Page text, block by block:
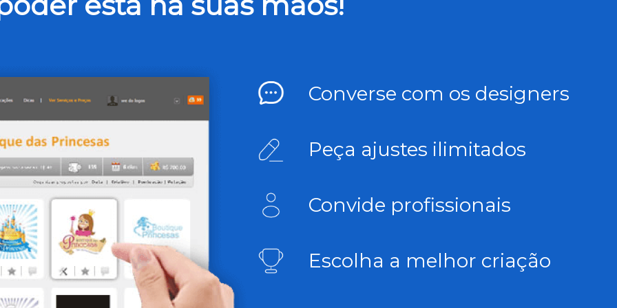
Converse com os designers
Peça ajustes ilimitados
Convide profissionais
Escolha a melhor criação